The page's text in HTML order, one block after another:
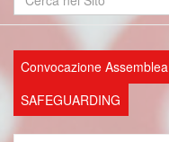
Convocazione Assemblea
SAFEGUARDING